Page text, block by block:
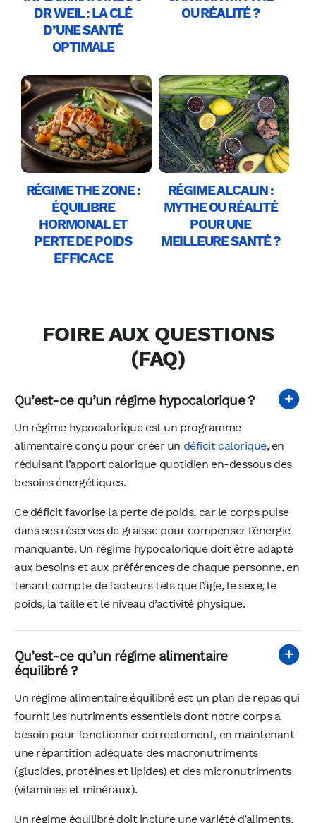
DR WEIL : LA CLÉ
D’UNE SANTÉ
OPTIMALE
OU RÉALITÉ ?
RÉGIME THE ZONE :
ÉQUILIBRE
HORMONAL ET
PERTE DE POIDS
EFFICACE
RÉGIME ALCALIN :
MYTHE OU RÉALITÉ
POUR UNE
MEILLEURE SANTÉ ?
FOIRE AUX QUESTIONS
(FAQ)
Qu’est-ce qu’un régime hypocalorique ?
Un régime hypocalorique est un programme
alimentaire conçu pour créer un déficit calorique, en
réduisant l’apport calorique quotidien en-dessous des
besoins énergétiques.
Ce déficit favorise la perte de poids, car le corps puise
dans ses réserves de graisse pour compenser l’énergie
manquante. Un régime hypocalorique doit être adapté
aux besoins et aux préférences de chaque personne, en
tenant compte de facteurs tels que l’âge, le sexe, le
poids, la taille et le niveau d’activité physique.
Qu’est-ce qu’un régime alimentaire
équilibré ?
Un régime alimentaire équilibré est un plan de repas qui
fournit les nutriments essentiels dont notre corps a
besoin pour fonctionner correctement, en maintenant
une répartition adéquate des macronutriments
(glucides, protéines et lipides) et des micronutriments
(vitamines et minéraux).
Un régime équilibré doit inclure une variété d’aliments,